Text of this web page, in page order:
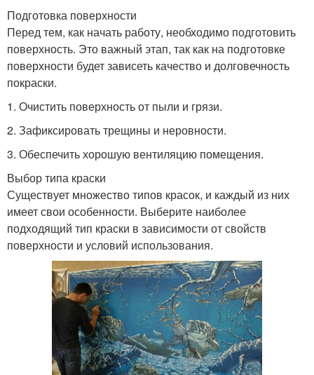
Подготовка поверхности
Перед тем, как начать работу, необходимо подготовить
поверхность. Это важный этап, так как на подготовке
поверхности будет зависеть качество и долговечность
покраски.
1. Очистить поверхность от пыли и грязи.
2. Зафиксировать трещины и неровности.
3. Обеспечить хорошую вентиляцию помещения.
Выбор типа краски
Существует множество типов красок, и каждый из них
имеет свои особенности. Выберите наиболее
подходящий тип краски в зависимости от свойств
поверхности и условий использования.